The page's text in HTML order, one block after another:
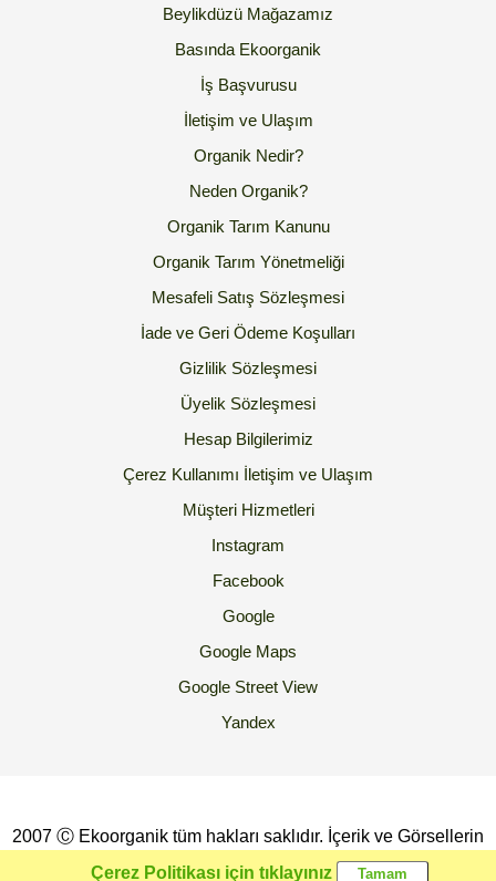
Beylikdüzü Mağazamız
Basında Ekoorganik
İş Başvurusu
İletişim ve Ulaşım
Organik Nedir?
Neden Organik?
Organik Tarım Kanunu
Organik Tarım Yönetmeliği
Mesafeli Satış Sözleşmesi
İade ve Geri Ödeme Koşulları
Gizlilik Sözleşmesi
Üyelik Sözleşmesi
Hesap Bilgilerimiz
Çerez Kullanımı İletişim ve Ulaşım
Müşteri Hizmetleri
Instagram
Facebook
Google
Google Maps
Google Street View
Yandex
Çerez Politikası için tıklayınız
2007 Ⓒ Ekoorganik tüm hakları saklıdır. İçerik ve Görsellerin
İzinsiz Kopyalanması yada Kullanılması Yasaktır.